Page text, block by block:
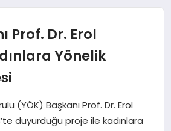
Prof. Dr. Erol
Yönelik
(YÖK) Başkanı Prof. Dr. Erol
duyurduğu proje ile kadınlara